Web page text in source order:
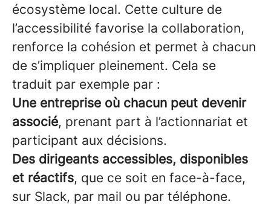
écosystème local. Cette culture de
l’accessibilité favorise la collaboration,
renforce la cohésion et permet à chacun
de s’impliquer pleinement. Cela se
traduit par exemple par :
Une entreprise où chacun peut devenir
associé, prenant part à l’actionnariat et
participant aux décisions.
Des dirigeants accessibles, disponibles
et réactifs, que ce soit en face-à-face,
sur Slack, par mail ou par téléphone.